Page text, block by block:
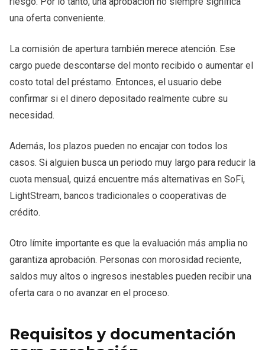
una oferta conveniente.
La comisión de apertura también merece atención. Ese
cargo puede descontarse del monto recibido o aumentar el
costo total del préstamo. Entonces, el usuario debe
confirmar si el dinero depositado realmente cubre su
necesidad.
Además, los plazos pueden no encajar con todos los
casos. Si alguien busca un periodo muy largo para reducir la
cuota mensual, quizá encuentre más alternativas en SoFi,
LightStream, bancos tradicionales o cooperativas de
crédito.
Otro límite importante es que la evaluación más amplia no
garantiza aprobación. Personas con morosidad reciente,
saldos muy altos o ingresos inestables pueden recibir una
oferta cara o no avanzar en el proceso.
Requisitos y documentación